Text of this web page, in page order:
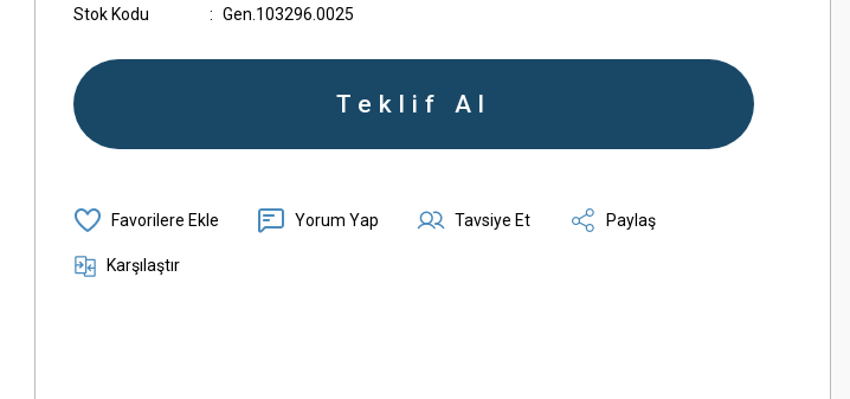
Stok Kodu
Gen.103296.0025
Teklif Al
Yorum Yap Tavsiye Et Paylaş
Karşılaştır